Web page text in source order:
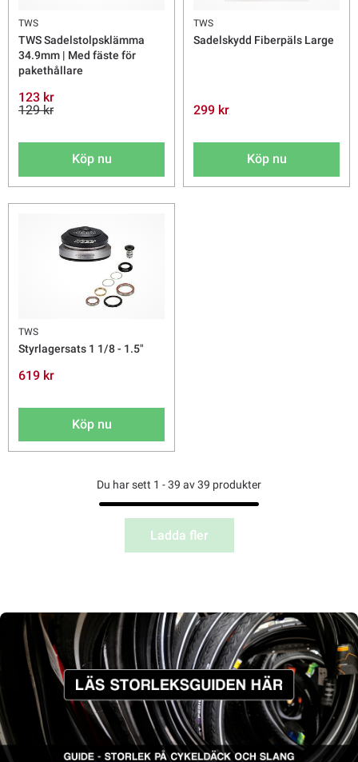
TWS
TWS Sadelstolpsklämma
34.9mm | Med fäste för
pakethållare
123 kr
129 kr
Köp nu
TWS
Sadelskydd Fiberpäls Large
299 kr
Köp nu
TWS
Styrlagersats 1 1/8 - 1.5"
619 kr
Köp nu
Du har sett 1 - 39 av 39 produkter
Ladda fler